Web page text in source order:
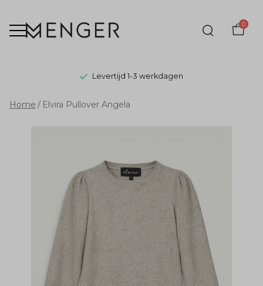
0
Levertijd 1-3 werkdagen
Elvira
Angela
Menger
Mode
Home Elvira Pullover Angela